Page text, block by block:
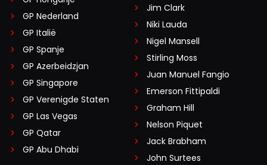
GP Nederland
GP Italië
GP Spanje
GP Azerbeidzjan
GP Singapore
GP Verenigde Staten
GP Las Vegas
GP Qatar
GP Abu Dhabi
Jim Clark
Niki Lauda
Nigel Mansell
Stirling Moss
Juan Manuel Fangio
Emerson Fittipaldi
Graham Hill
Nelson Piquet
Jack Brabham
John Surtees